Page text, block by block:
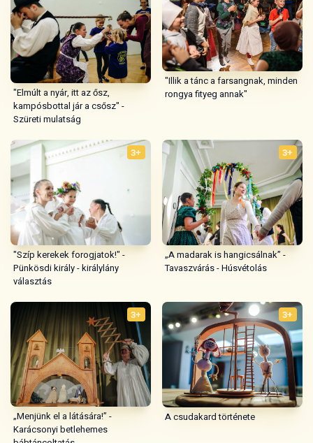
3+
"Szíp kerekek forogjatok!" -
Pünkösdi király - királylány
3+
„Menjünk el a látására!” -
Karácsonyi betlehemes
3+
A csudakard története
3+
A csúnya kislány
3+